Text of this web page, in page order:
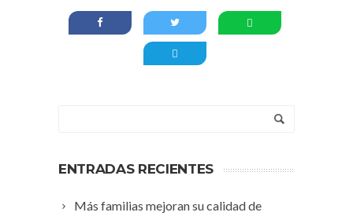
ENTRADAS RECIENTES
Más familias mejoran su calidad de